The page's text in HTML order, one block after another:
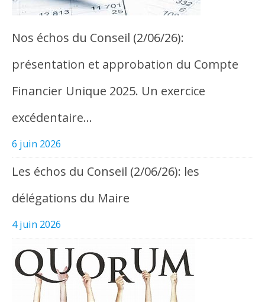
Nos échos du Conseil (2/06/26):
présentation et approbation du Compte
Financier Unique 2025. Un exercice
excédentaire…
6 juin 2026
Les échos du Conseil (2/06/26): les
délégations du Maire
4 juin 2026